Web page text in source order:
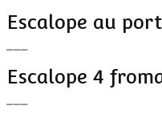
Escalope au
Escalope 4